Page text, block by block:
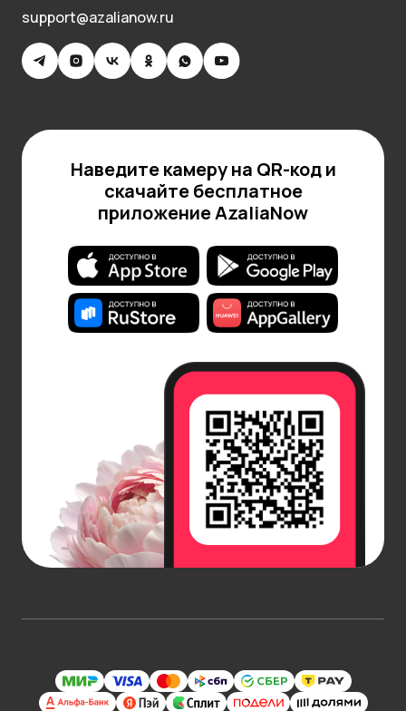
support@azalianow.ru
Наведите камеру на QR-код и
скачайте бесплатное
приложение AzaliaNow